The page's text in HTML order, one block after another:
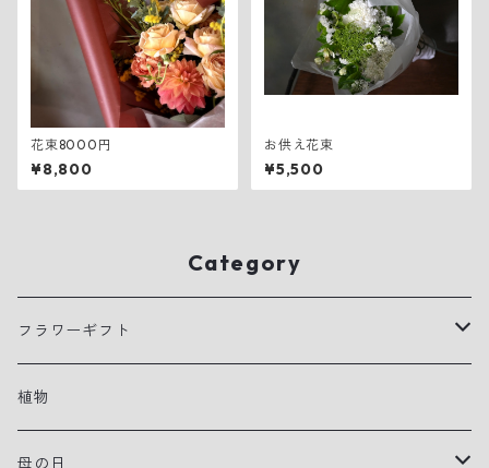
花束8000円
¥8,800
お供え花束
¥5,500
Category
フラワーギフト
アレンジメント
花束
植物
母の日